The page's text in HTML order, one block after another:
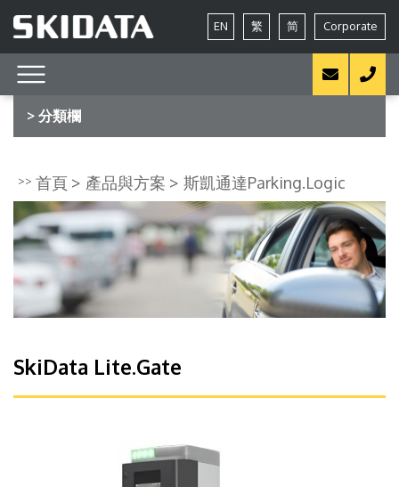
EN 繁 简 Corporate
> 分類欄
首頁 產品與方案 斯凱通達Parking.Logic
SkiData Lite.Gate